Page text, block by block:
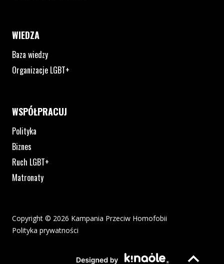
WIEDZA
Baza wiedzy
Organizacje LGBT+
WSPÓŁPRACUJ
Polityka
Biznes
Ruch LGBT+
Matronaty
Copyright © 2026 Kampania Przeciw Homofobii
Polityka prywatności
Strona otwiera